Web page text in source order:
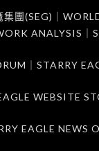
團(SEG)｜
ANALYSIS｜
｜STARRY
WEBSITE
EAGLE NEWS